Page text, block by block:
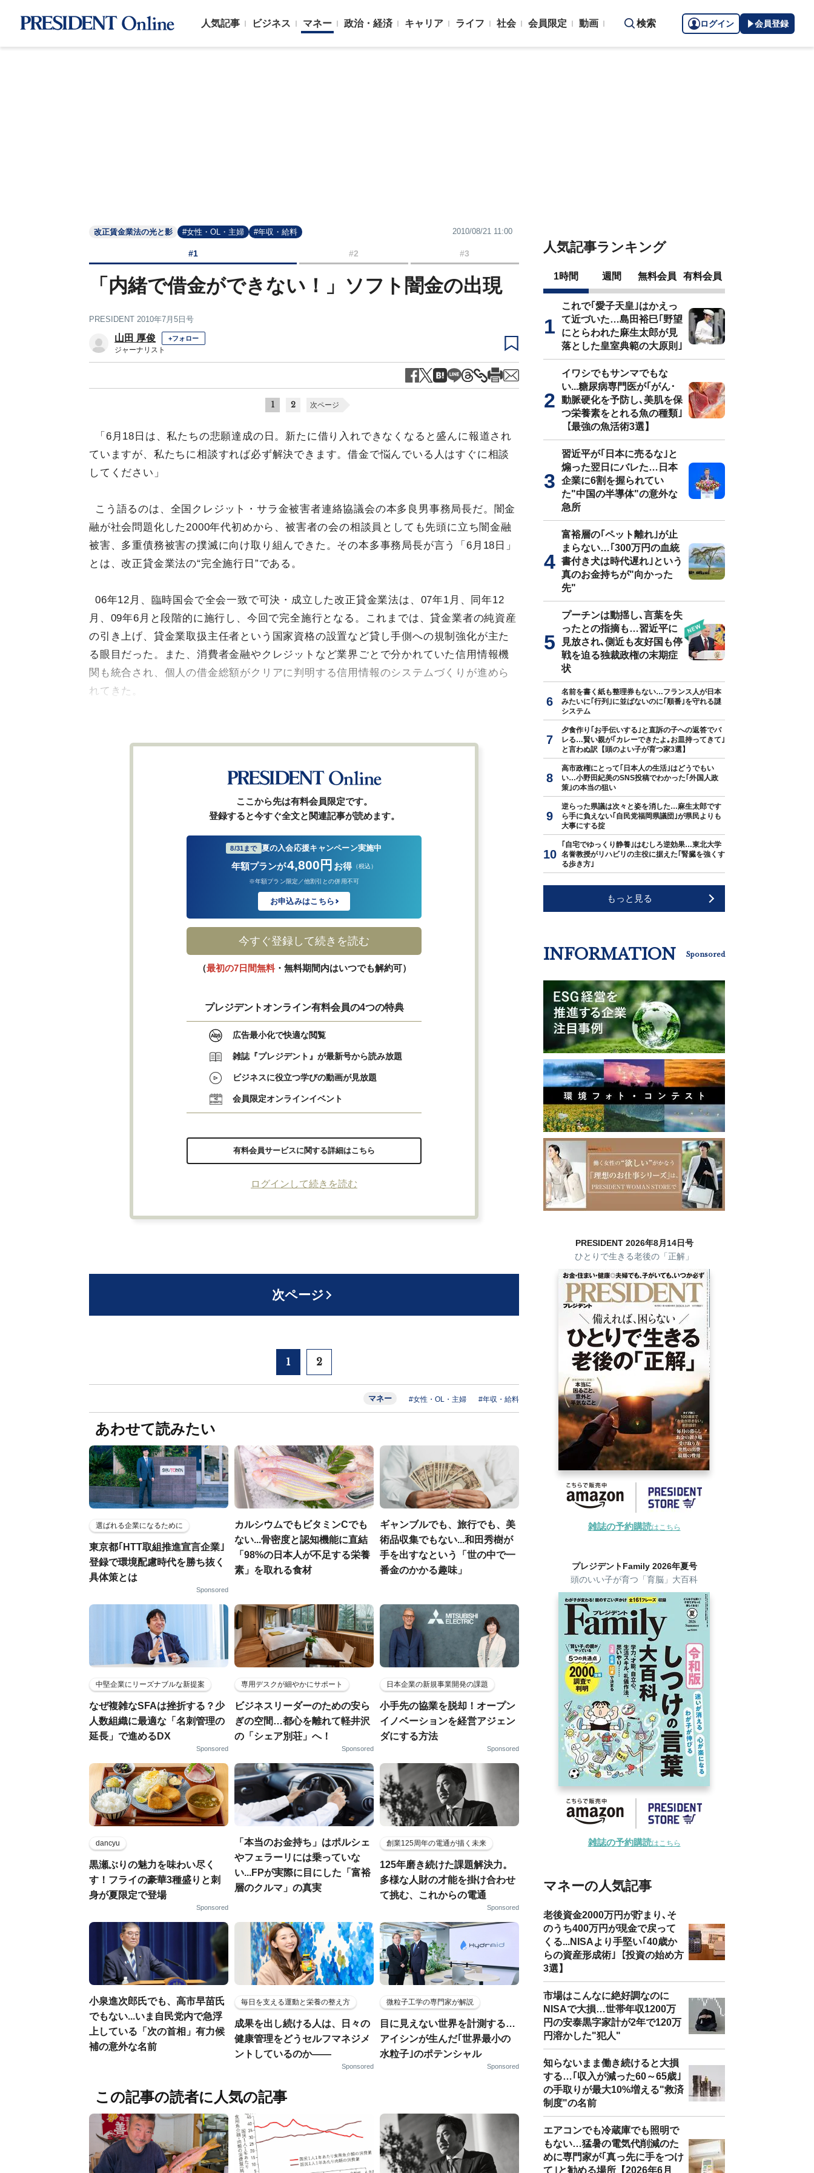
人気記事 ビジネス マネー 政治・経済 キャリア ライフ 社会 会員限定 動画 検索 ログイン 会員登録
改正賃金業法の光と影 #女性・OL・主婦 #年収・給料 2010/08/21 11:00
#1 #2 #3
「内緒で借金ができない！」ソフト闇金の出現
PRESIDENT 2010年7月5日号
山田 厚俊 +フォロー
ジャーナリスト
1 2 次ページ
「6月18日は、私たちの悲願達成の日。新たに借り入れできなくなると盛んに報道され
ていますが、私たちに相談すれば必ず解決できます。借金で悩んでいる人はすぐに相談
してください」
こう語るのは、全国クレジット・サラ金被害者連絡協議会の本多良男事務局長だ。闇金
融が社会問題化した2000年代初めから、被害者の会の相談員としても先頭に立ち闇金融
被害、多重債務被害の撲滅に向け取り組んできた。その本多事務局長が言う「6月18日」
とは、改正貸金業法の“完全施行日”である。
06年12月、臨時国会で全会一致で可決・成立した改正貸金業法は、07年1月、同年12
月、09年6月と段階的に施行し、今回で完全施行となる。これまでは、貸金業者の純資産
の引き上げ、貸金業取扱主任者という国家資格の設置など貸し手側への規制強化が主た
る眼目だった。また、消費者金融やクレジットなど業界ごとで分かれていた信用情報機
関も統合され、個人の借金総額がクリアに判明する信用情報のシステムづくりが進めら
れてきた。
ここから先は有料会員限定です。
登録すると今すぐ全文と関連記事が読めます。
8/31まで 夏の入会応援キャンペーン実施中
年額プランが4,800円 お得 （税込）
※年額プラン限定／他割引との併用不可
お申込みはこちら
今すぐ登録して続きを読む
（最初の7日間無料・無料期間内はいつでも解約可）
プレジデントオンライン有料会員の4つの特典
広告最小化で快適な閲覧
雑誌『プレジデント』が最新号から読み放題
ビジネスに役立つ学びの動画が見放題
会員限定オンラインイベント
有料会員サービスに関する詳細はこちら
ログインして続きを読む
次ページ
1 2
マネー #女性・OL・主婦 #年収・給料
あわせて読みたい
選ばれる企業になるために
東京都｢HTT取組推進宣言企業｣
登録で環境配慮時代を勝ち抜く
具体策とは
Sponsored
カルシウムでもビタミンCでも
ない...骨密度と認知機能に直結
「98%の日本人が不足する栄養
素」を取れる食材
ギャンブルでも、旅行でも、美
術品収集でもない...和田秀樹が
手を出すなという「世の中で一
番金のかかる趣味」
中堅企業にリーズナブルな新提案
なぜ複雑なSFAは挫折する？少
人数組織に最適な「名刺管理の
延長」で進めるDX
Sponsored
専用デスクが細やかにサポート
ビジネスリーダーのための安ら
ぎの空間…都心を離れて軽井沢
の「シェア別荘」へ！
Sponsored
日本企業の新規事業開発の課題
小手先の協業を脱却！オープン
イノベーションを経営アジェン
ダにする方法
Sponsored
dancyu
黒瀬ぶりの魅力を味わい尽く
す！フライの豪華3種盛りと刺
身が夏限定で登場
Sponsored
「本当のお金持ち」はポルシェ
やフェラーリには乗っていな
い...FPが実際に目にした「富裕
層のクルマ」の真実
創業125周年の電通が描く未来
125年磨き続けた課題解決力。
多様な人財の才能を掛け合わせ
て挑む、これからの電通
Sponsored
小泉進次郎氏でも、高市早苗氏
でもない...いま自民党内で急浮
上している「次の首相」有力候
補の意外な名前
毎日を支える運動と栄養の整え方
成果を出し続ける人は、日々の
健康管理をどうセルフマネジメ
ントしているのか——
Sponsored
微粒子工学の専門家が解説
目に見えない世界を計測する…
アイシンが生んだ｢世界最小の
水粒子｣のポテンシャル
Sponsored
この記事の読者に人気の記事
人気記事ランキング
1時間 週間 無料会員 有料会員
これで｢愛子天皇｣はかえっ
て近づいた…島田裕巳｢野望
にとらわれた麻生太郎が見
落とした皇室典範の大原則｣
イワシでもサンマでもな
い...糖尿病専門医が｢がん･
動脈硬化を予防し､美肌を保
つ栄養素をとれる魚の種類｣
【最強の魚活術3選】
習近平が｢日本に売るな｣と
煽った翌日にバレた…日本
企業に6割を握られてい
た"中国の半導体"の意外な
急所
富裕層の｢ペット離れ｣が止
まらない…｢300万円の血統
書付き犬は時代遅れ｣という
真のお金持ちが"向かった
先"
プーチンは動揺し､言葉を失
ったとの指摘も…習近平に
見放され､側近も友好国も停
戦を迫る独裁政権の末期症
状
名前を書く紙も整理券もない…フランス人が日本
みたいに｢行列｣に並ばないのに｢順番｣を守れる謎
システム
夕食作り｢お手伝いする｣と直訴の子への返答でバ
レる…賢い親が｢カレーできたよ｡お皿持ってきて｣
と言わぬ訳【頭のよい子が育つ家3選】
高市政権にとって｢日本人の生活｣はどうでもい
い…小野田紀美のSNS投稿でわかった｢外国人政
策｣の本当の狙い
逆らった県議は次々と姿を消した…麻生太郎です
ら手に負えない｢自民党福岡県議団｣が県民よりも
大事にする掟
｢自宅でゆっくり静養｣はむしろ逆効果…東北大学
名誉教授がリハビリの主役に据えた｢腎臓を強くす
る歩き方｣
もっと見る
INFORMATION Sponsored
PRESIDENT 2026年8月14日号
ひとりで生きる老後の「正解」
雑誌の予約購読はこちら
プレジデントFamily 2026年夏号
頭のいい子が育つ「育脳」大百科
雑誌の予約購読はこちら
マネーの人気記事
老後資金2000万円が貯まり､そ
のうち400万円が現金で戻って
くる...NISAより手堅い｢40歳か
らの資産形成術｣【投資の始め方
3選】
市場はこんなに絶好調なのに
NISAで大損…世帯年収1200万
円の安泰黒字家計が2年で120万
円溶かした"犯人"
知らないまま働き続けると大損
する…｢収入が減った60～65歳｣
の手取りが最大10%増える"救済
制度"の名前
エアコンでも冷蔵庫でも照明で
もない…猛暑の電気代削減のた
めに専門家が｢真っ先に手をつけ
て｣と勧める場所【2026年6月